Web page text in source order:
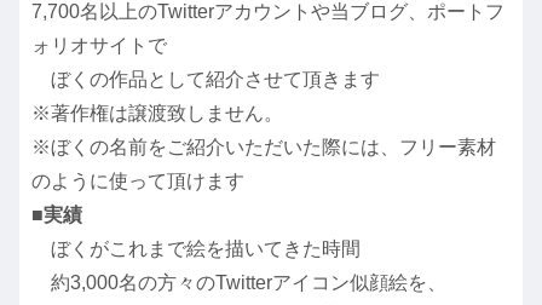
7,700名以上のTwitterアカウントや当ブログ、ポートフ
ォリオサイトで
ぼくの作品として紹介させて頂きます
※著作権は譲渡致しません。
※ぼくの名前をご紹介いただいた際には、フリー素材
のように使って頂けます
■実績
ぼくがこれまで絵を描いてきた時間
約3,000名の方々のTwitterアイコン似顔絵を、